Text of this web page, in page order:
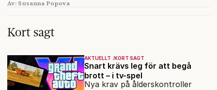
Av: Susanna Popova
Kort sagt
AKTUELLT KORT SAGT
Snart krävs leg för att begå
brott – i tv-spel
Nya krav på ålderskontroller